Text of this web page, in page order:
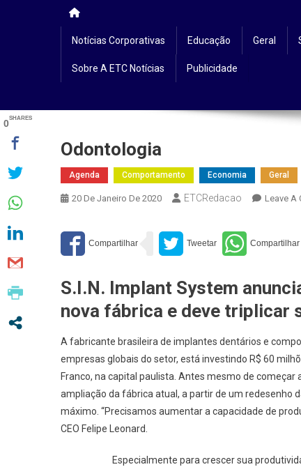
Notícias Corporativas Educação Geral
Sobre A ETC Notícias Publicidade
Odontologia
Agenda Comportamento Economia Geral
20 De Janeiro De 2020 ETCRedacao Leave A
S.I.N. Implant System
nova fábrica e deve triplicar
A fabricante brasileira de implantes dentários e
empresas globais do setor, está investindo R$ 60
Franco, na capital paulista. Antes mesmo de
ampliação da fábrica atual, a partir de um redesenho
máximo. “Precisamos aumentar a capacidade de
CEO Felipe Leonard.
Especialmente para crescer sua
0SHARES